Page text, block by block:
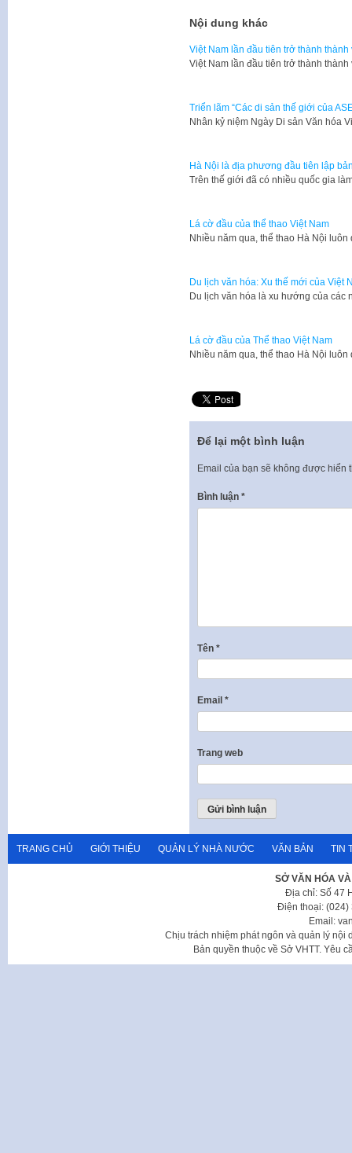
Nội dung khác
Việt Nam lần đầu tiên trở thành
Việt Nam lần đầu tiên trở thành
Triển lãm “Các di sản thế giới của
​Nhân kỷ niệm Ngày Di sản Văn hóa
Hà Nội là địa phương đầu tiên lập
Trên thế giới đã có nhiều quốc gia
Lá cờ đầu của thể thao Việt Nam
Nhiều năm qua, thể thao Hà Nội
Du lịch văn hóa: Xu thế mới của Việt
​Du lịch văn hóa là xu hướng của
Lá cờ đầu của Thể thao Việt Nam
Nhiều năm qua, thể thao Hà Nội
Để lại một bình luận
Email của bạn sẽ không được hiển
Bình luận *
Tên *
Email *
Trang web
TRANG CHỦ GIỚI THIỆU QUẢN LÝ NHÀ NƯỚC VĂN BẢN TIN
SỞ VĂN HÓA
Địa chỉ: Số 47
Điện thoại: (024)
Email:
Chịu trách nhiệm phát ngôn và quản lý nội
Bản quyền thuộc về Sở VHTT. Yêu